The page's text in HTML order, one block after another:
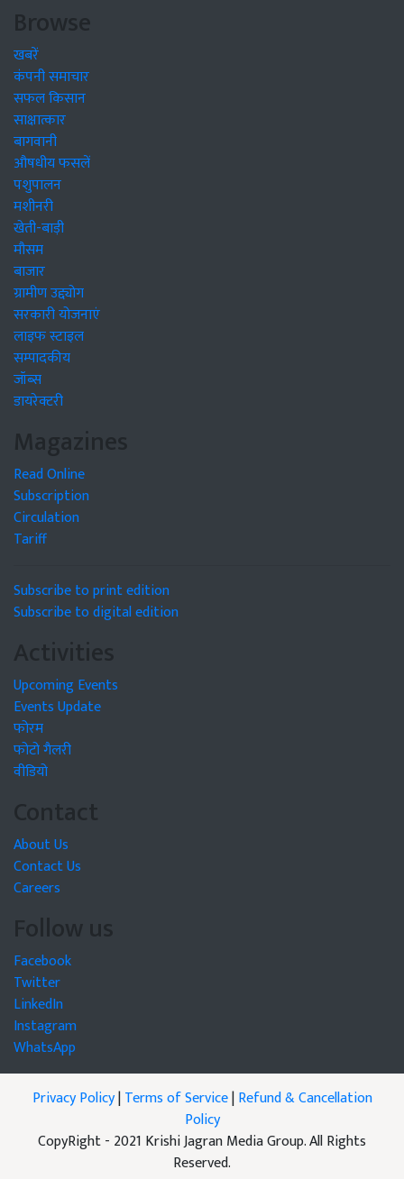
Browse
खबरें
कंपनी समाचार
सफल किसान
साक्षात्कार
बागवानी
औषधीय फसलें
पशुपालन
मशीनरी
खेती-बाड़ी
मौसम
बाजार
ग्रामीण उद्द्योग
सरकारी योजनाएं
लाइफ स्टाइल
सम्पादकीय
जॉब्स
डायरेक्टरी
Magazines
Read Online
Subscription
Circulation
Tariff
Subscribe to print edition
Subscribe to digital edition
Activities
Upcoming Events
Events Update
फोरम
फोटो गैलरी
वीडियो
Contact
About Us
Contact Us
Careers
Follow us
Facebook
Twitter
LinkedIn
Instagram
WhatsApp
Privacy Policy|Terms of Service|Refund & Cancellation
Policy
CopyRight - 2021 Krishi Jagran Media Group. All Rights
Reserved.